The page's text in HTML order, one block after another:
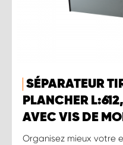
SÉPARATEUR
PLANCHER
AVEC VIS DE
Organisez mieux votre